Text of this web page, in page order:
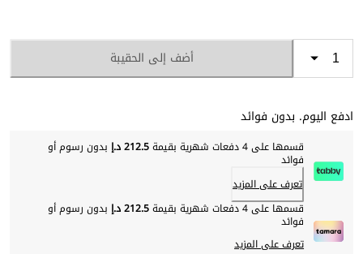
أضف إلى الحقيبة
ادفع اليوم. بدون فوائد
قسمها على 4 دفعات شهرية بقيمة 212.5 د.إ بدون رسوم أو
فوائد
تعرف على المزيد
قسمها على 4 دفعات شهرية بقيمة
212.5 د.إ بدون رسوم أو
فوائد
تعرف على المزيد